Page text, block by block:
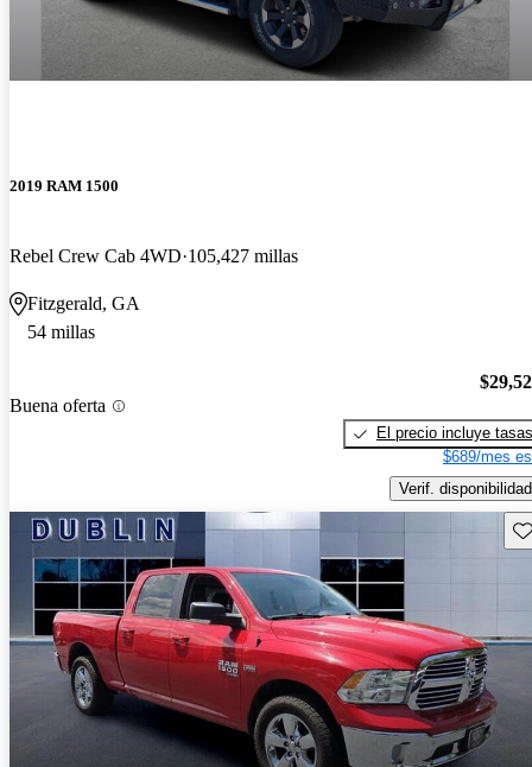
2019 RAM 1500
Rebel Crew Cab 4WD 105,427 millas
Fitzgerald, GA
54 millas
Buena oferta
El precio incluye tasas
$689/mes
Verif. disponibilidad